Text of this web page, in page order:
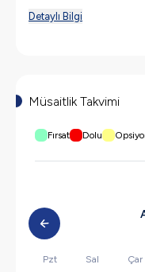
Detaylı Bilgi
Müsaitlik Takvimi
Fırsat Dolu
Pzt Sal Çar